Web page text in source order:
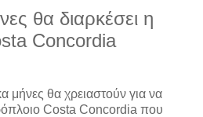
θα διαρκέσει η
Concordia
μήνες θα χρειαστούν για να
Costa Concordia που